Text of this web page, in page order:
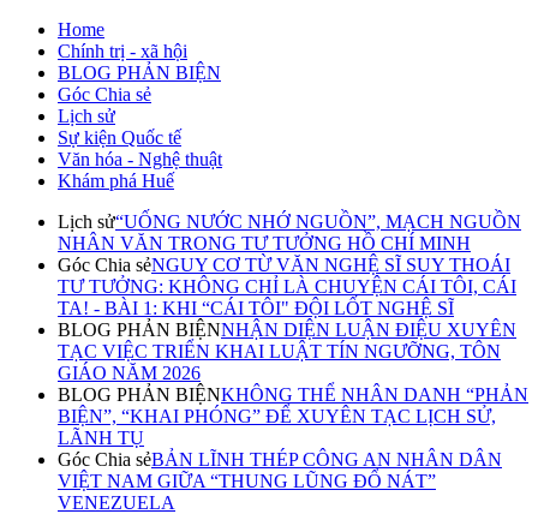
Home
Chính trị - xã hội
BLOG PHẢN BIỆN
Góc Chia sẻ
Lịch sử
Sự kiện Quốc tế
Văn hóa - Nghệ thuật
Khám phá Huế
Lịch sử“UỐNG NƯỚC NHỚ NGUỒN”, MẠCH NGUỒN
NHÂN VĂN TRONG TƯ TƯỞNG HỒ CHÍ MINH
Góc Chia sẻNGUY CƠ TỪ VĂN NGHỆ SĨ SUY THOÁI
TƯ TƯỞNG: KHÔNG CHỈ LÀ CHUYỆN CÁI TÔI, CÁI
TA! - BÀI 1: KHI “CÁI TÔI" ĐỘI LỐT NGHỆ SĨ
BLOG PHẢN BIỆNNHẬN DIỆN LUẬN ĐIỆU XUYÊN
TẠC VIỆC TRIỂN KHAI LUẬT TÍN NGƯỠNG, TÔN
GIÁO NĂM 2026
BLOG PHẢN BIỆNKHÔNG THỂ NHÂN DANH “PHẢN
BIỆN”, “KHAI PHÓNG” ĐỂ XUYÊN TẠC LỊCH SỬ,
LÃNH TỤ
Góc Chia sẻBẢN LĨNH THÉP CÔNG AN NHÂN DÂN
VIỆT NAM GIỮA “THUNG LŨNG ĐỔ NÁT”
VENEZUELA